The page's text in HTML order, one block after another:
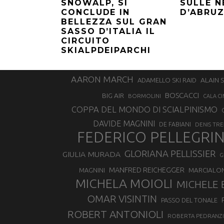
SNOWALP, SI
CONCLUDE IN
BELLEZZA SUL GRAN
SASSO D’ITALIA IL
CIRCUITO
SKIALPDEIPARCHI
SULLE
AARON MARCH ADAMELLO SKI RAID ALAIN
BIG AIR
BORMOLINI BOSCACCI CALA
COPPA DEL MONDO DI SCIALPINISMO
DAVIDE MAGNINI DE FABIANI DENIS
FEDERICO
GIULIA MURADA GLORIANA PELLISSIER
MAGNINI MANFRED REICHEGGER
MICHELA MOIOLI MICHELE
OMAR VISINTIN PASSO DEL TONALE
ROBERT ANTONIOLI ROBERTA